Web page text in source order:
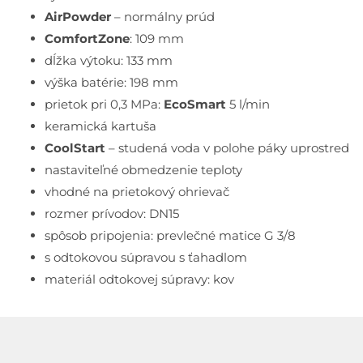
AirPowder – normálny prúd
ComfortZone: 109 mm
dĺžka výtoku: 133 mm
výška batérie: 198 mm
prietok pri 0,3 MPa: EcoSmart 5 l/min
keramická kartuša
CoolStart – studená voda v polohe páky uprostred
nastaviteľné obmedzenie teploty
vhodné na prietokový ohrievač
rozmer prívodov: DN15
spôsob pripojenia: prevlečné matice G 3/8
s odtokovou súpravou s ťahadlom
materiál odtokovej súpravy: kov